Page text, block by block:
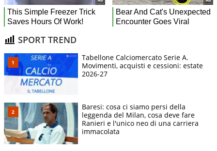
SPORT TREND
Tabellone Calciomercato Serie A.
Movimenti, acquisti e cessioni: estate
2026-27
Baresi: cosa ci siamo persi della
leggenda del Milan, cosa deve fare
Ranieri e l'unico neo di una carriera
immacolata